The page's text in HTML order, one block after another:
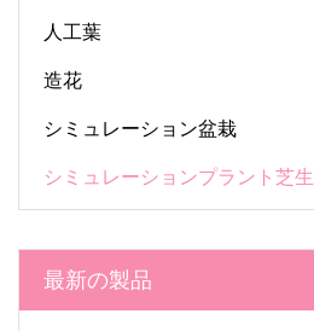
人工葉
造花
シミュレーション盆栽
シミュレーションプラント芝生
最新の製品